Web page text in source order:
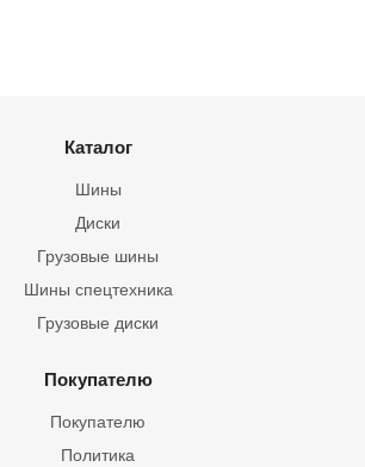
Каталог
Шины
Грузовые шины
Шины спецтехника
Диски
Грузовые диски
Покупателю
Покупателю
Политика